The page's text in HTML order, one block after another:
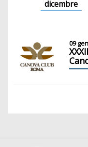
dicembre
09